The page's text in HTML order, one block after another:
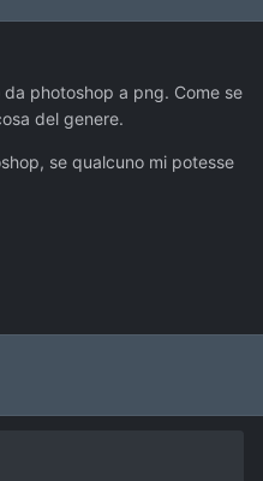
photoshop a png. Come se
del genere.
se qualcuno mi potesse